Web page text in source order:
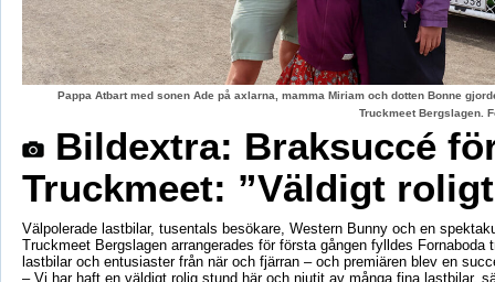
Pappa Atbart med sonen Ade på axlarna, mamma Miriam och dotten Bonne
Truckmeet Bergslagen.
Bildextra: Braksuccé
Truckmeet: ”Väldigt
Välpolerade lastbilar, tusentals besökare, Western Bunny och en
Truckmeet Bergslagen arrangerades för första gången fylldes Fornaboda
lastbilar och entusiaster från när och fjärran – och premiären blev en
– Vi har haft en väldigt rolig stund här och njutit av många fina lastbilar,